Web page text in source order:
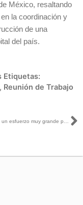
México, resaltando
la coordinación y
de una
del país.
Etiquetas:
, Reunión de Trabajo